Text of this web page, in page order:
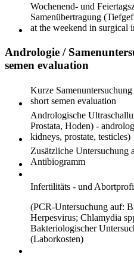
Wochenend- und
Samenübertragung
at the weekend in surgical
Andrologie /
semen evaluation
Kurze
short semen evaluation
Andrologische
Prostata, Hoden) -
kidneys, prostate, testicles)
Zusätzliche Untersuchung
Antibiogramm
Infertilitäts - und
(PCR-Untersuchung auf:
Herpesvirus; Chlamydia
Bakteriologischer
(Laborkosten)